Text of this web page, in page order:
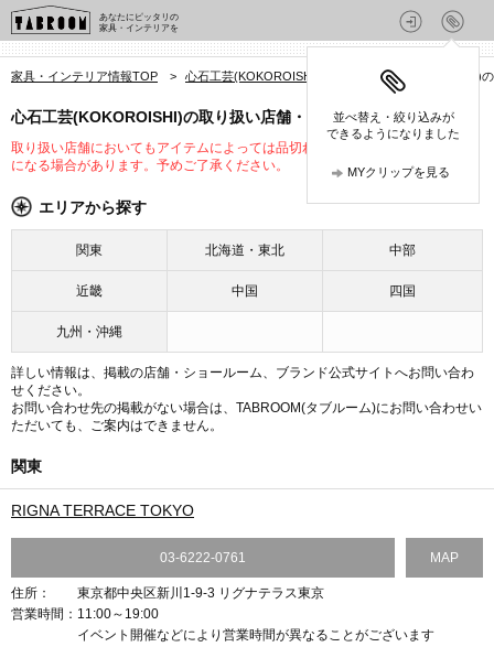
あなたにピッタリの
家具・インテリアを
並べ替え・絞り込みが
できるようになりました
MYクリップを見る
家具・インテリア情報TOP > 心石工芸(KOKOROISHI) 心石工芸(KOKOROISHI)
心石工芸(KOKOROISHI)の取り扱い店舗・ショールーム
取り扱い店舗においてもアイテムによっては品切れや未入荷、取り扱いが変更
になる場合があります。予めご了承ください。
エリアから探す
関東 北海道・東北 中部
近畿 中国 四国
九州・沖縄
詳しい情報は、掲載の店舗・ショールーム、ブランド公式サイトへお問い合わ
せください。
お問い合わせ先の掲載がない場合は、TABROOM(タブルーム)にお問い合わせい
ただいても、ご案内はできません。
関東
RIGNA TERRACE TOKYO
03-6222-0761 MAP
住所：
東京都中央区新川1-9-3 リグナテラス東京
営業時間： 11:00～19:00
イベント開催などにより営業時間が異なることがございます